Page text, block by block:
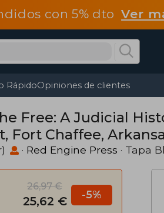
con 5% dtoVer
RápidoOpiniones de clientes
Free: A Judicial
Fort Chaffee,
· Red Engine Press · Tapa
26,97 €
25,62 € -5%